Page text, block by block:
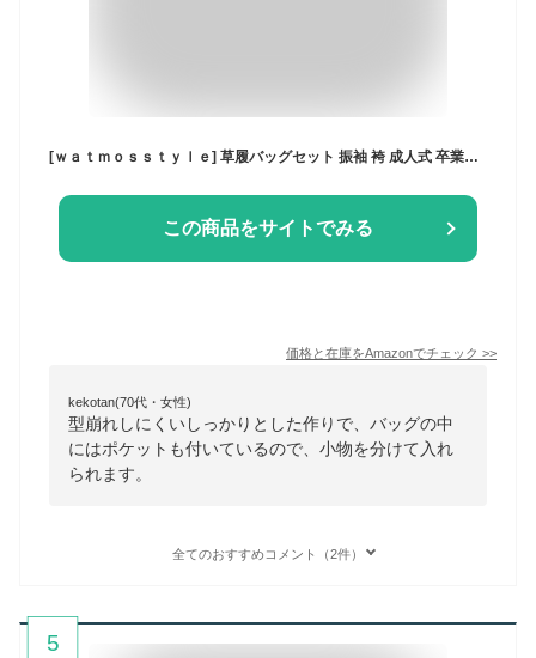
[ｗａｔｍｏｓｓｔｙｌｅ] 草履バッグセット 振袖 袴 成人式 卒業式 結婚式 ブルー・ホワイト kj06X01Y03
この商品をサイトでみる
価格と在庫をAmazonでチェック >>
kekotan(70代・女性)
型崩れしにくいしっかりとした作りで、バッグの中
にはポケットも付いているので、小物を分けて入れ
られます。
全てのおすすめコメント（2件）
5